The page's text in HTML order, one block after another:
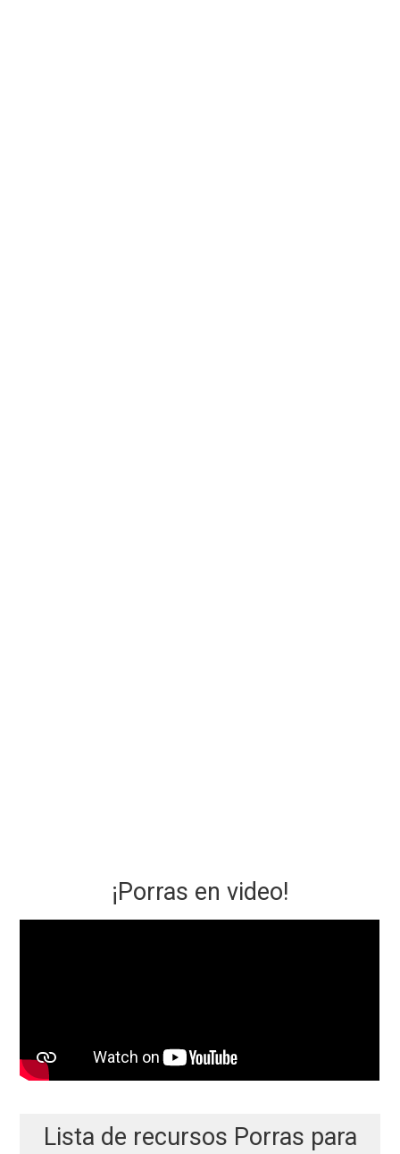
¡Porras en video!
Lista de recursos Porras para